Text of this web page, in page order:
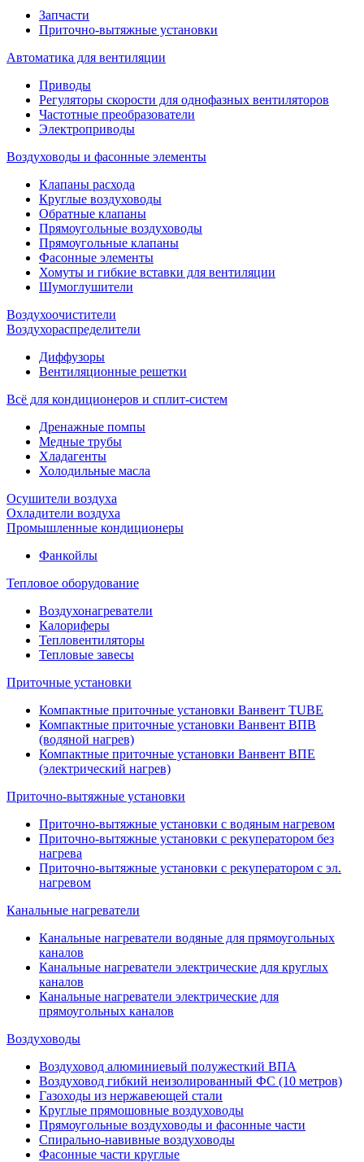
Запчасти
Приточно-вытяжные установки
Автоматика для вентиляции
Приводы
Регуляторы скорости для однофазных вентиляторов
Частотные преобразователи
Электроприводы
Воздуховоды и фасонные элементы
Клапаны расхода
Круглые воздуховоды
Обратные клапаны
Прямоугольные воздуховоды
Прямоугольные клапаны
Фасонные элементы
Хомуты и гибкие вставки для вентиляции
Шумоглушители
Воздухоочистители
Воздухораспределители
Диффузоры
Вентиляционные решетки
Всё для кондиционеров и сплит-систем
Дренажные помпы
Медные трубы
Хладагенты
Холодильные масла
Осушители воздуха
Охладители воздуха
Промышленные кондиционеры
Фанкойлы
Тепловое оборудование
Воздухонагреватели
Калориферы
Тепловентиляторы
Тепловые завесы
Приточные установки
Компактные приточные установки Ванвент TUBE
Компактные приточные установки Ванвент ВПВ
(водяной нагрев)
Компактные приточные установки Ванвент ВПЕ
(электрический нагрев)
Приточно-вытяжные установки
Приточно-вытяжные установки с водяным нагревом
Приточно-вытяжные установки с рекуператором без
нагрева
Приточно-вытяжные установки с рекуператором с эл.
нагревом
Канальные нагреватели
Канальные нагреватели водяные для прямоугольных
каналов
Канальные нагреватели электрические для круглых
каналов
Канальные нагреватели электрические для
прямоугольных каналов
Воздуховоды
Воздуховод алюминиевый полужесткий ВПА
Воздуховод гибкий неизолированный ФС (10 метров)
Газоходы из нержавеющей стали
Круглые прямошовные воздуховоды
Прямоугольные воздуховоды и фасонные части
Спирально-навивные воздуховоды
Фасонные части круглые